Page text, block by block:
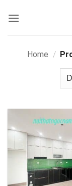
qua
Home /